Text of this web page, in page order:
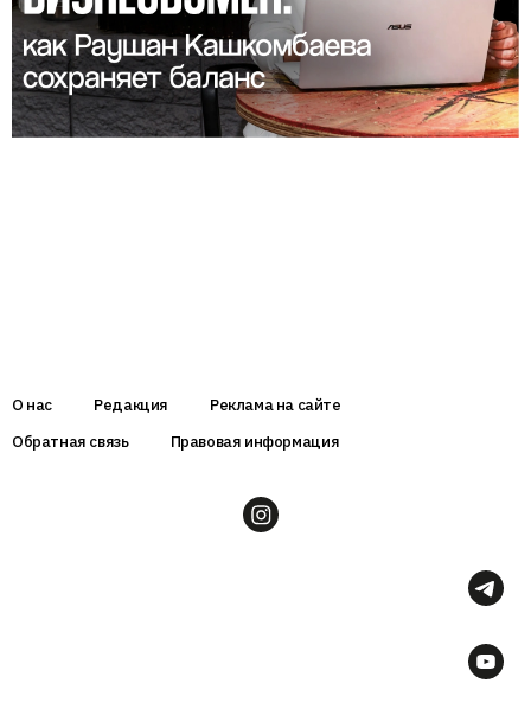
О нас Редакция
Реклама на сайте
Обратная связь
Правовая информация